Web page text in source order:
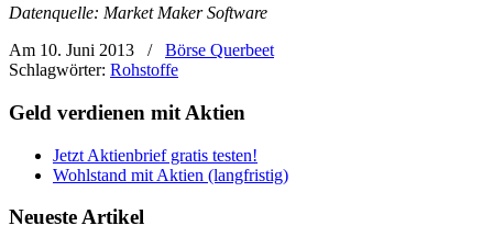
Datenquelle: Market Maker Software
Am 10. Juni 2013
/
Börse Querbeet
Schlagwörter: Rohstoffe
Geld verdienen mit Aktien
Jetzt Aktienbrief gratis testen!
Wohlstand mit Aktien (langfristig)
Neueste Artikel